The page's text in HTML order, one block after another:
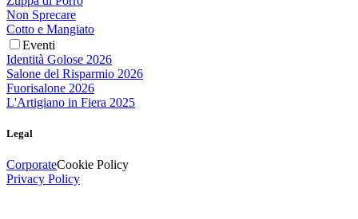
Non Sprecare
Cotto e Mangiato
Eventi
Identità Golose 2026
Salone del Risparmio 2026
Fuorisalone 2026
L'Artigiano in Fiera 2025
Legal
CorporateCookie Policy
Privacy Policy